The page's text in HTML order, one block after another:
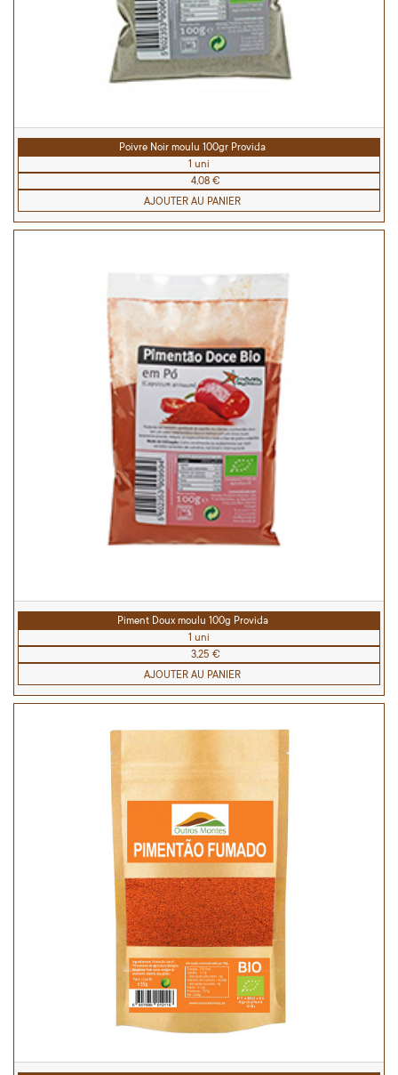
Poivre Noir moulu 100gr Provida
1 uni
4,08 €
AJOUTER AU PANIER
Piment Doux moulu 100g Provida
1 uni
3,25 €
AJOUTER AU PANIER